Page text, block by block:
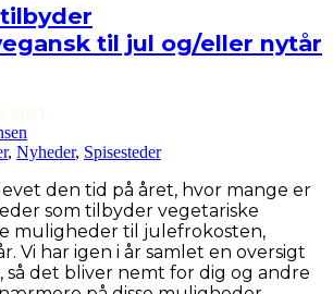
til jul og/eller nytår
2021
, Nyheder, Spisesteder
den tid på året, hvor mange er
som tilbyder vegetariske
muligheder til julefrokosten,
Vi har igen i år samlet en oversigt
så det bliver nemt for dig og andre